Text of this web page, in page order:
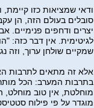
ודאי שמציאות כזו קיימת,
סובלים בעולם הזה, הן
יצרים ודחפים פנימיים.
לגיטימית. אין דבר כזה:
שמקיים שולחן ערוך, וזה
אלא זה מתאים לתרבות
בתרבות המערב: הכל
מוחלטת, אין טוב
מוגדר על פי פילוח